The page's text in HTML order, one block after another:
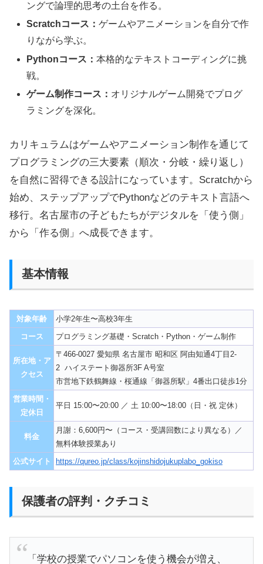
ングで論理的思考の土台を作る。
Scratchコース：ゲームやアニメーションを自分で作
りながら学ぶ。
Pythonコース：本格的なテキストコーディングに挑
戦。
ゲーム制作コース： オリジナルゲーム開発でプログ
ラミングを深化。
カリキュラムはゲームやアニメーション制作を通じて
プログラミングの三大要素（順次・分岐・繰り返し）
を自然に習得できる設計になっています。Scratchから
始め、ステップアップでPythonなどのテキスト言語へ
移行。名古屋市の子どもたちがデジタルを「使う側」
から「作る側」へ成長できます。
基本情報
対象年齢
小学2年生〜高校3年生
コース
プログラミング基礎・Scratch・Python・ゲーム制作
所在地・ア
クセス
〒466-0027 愛知県 名古屋市 昭和区 阿由知通4丁目2-
2 ハイステート御器所3F A号室
市営地下鉄鶴舞線・桜通線「御器所駅」4番出口徒歩1分
営業時間・
定休日
平日 15:00〜20:00 ／ 土 10:00〜18:00（日・祝 定休）
料金
月謝：6,600円〜（コース・受講回数により異なる）／
無料体験授業あり
公式サイト
https://qureo.jp/class/kojinshidojukuplabo_gokiso
保護者の評判・クチコミ
「学校の授業でパソコンを使う機会が増え、